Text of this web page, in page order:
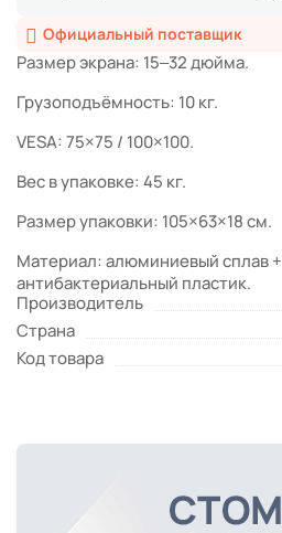
Официальный поставщик
Размер экрана: 15–32 дюйма.
Грузоподъёмность: 10 кг.
VESA: 75×75 / 100×100.
Вес в упаковке: 45 кг.
Размер упаковки: 105×63×18 см.
Материал: алюминиевый сплав
антибактериальный пластик.
Производитель
Страна
Код товара